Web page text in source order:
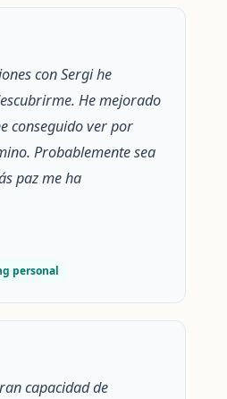
con Sergi he
He mejorado
conseguido ver por
Probablemente sea
paz me ha
personal
capacidad de